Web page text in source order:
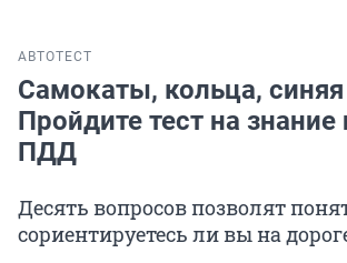
АВТОТЕСТ
Самокаты, кольца,
Пройдите тест на
ПДД
Десять вопросов позволят
сориентируетесь ли вы на